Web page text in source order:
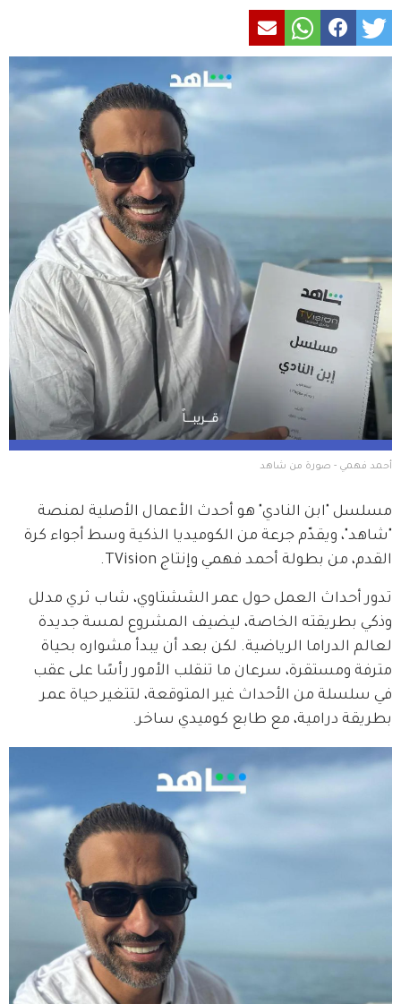
أحمد فهمي - صورة من شاهد
مسلسل "ابن النادي" هو أحدث الأعمال الأصلية لمنصة
"شاهد"، ويقدّم جرعة من الكوميديا الذكية وسط أجواء كرة
القدم، من بطولة أحمد فهمي وإنتاج TVision.
تدور أحداث العمل حول عمر الششتاوي، شاب ثري مدلل
وذكي بطريقته الخاصة، ليضيف المشروع لمسة جديدة
لعالم الدراما الرياضية. لكن بعد أن يبدأ مشواره بحياة
مترفة ومستقرة، سرعان ما تنقلب الأمور رأسًا على عقب
في سلسلة من الأحداث غير المتوقعة، لتتغير حياة عمر
بطريقة درامية، مع طابع كوميدي ساخر.